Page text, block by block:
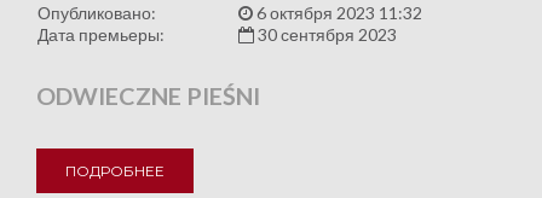
Опубликовано:
6 октября 2023 11:32
Дата премьеры:
30 сентября 2023
ODWIECZNE PIEŚNI
ПОДРОБНЕЕ